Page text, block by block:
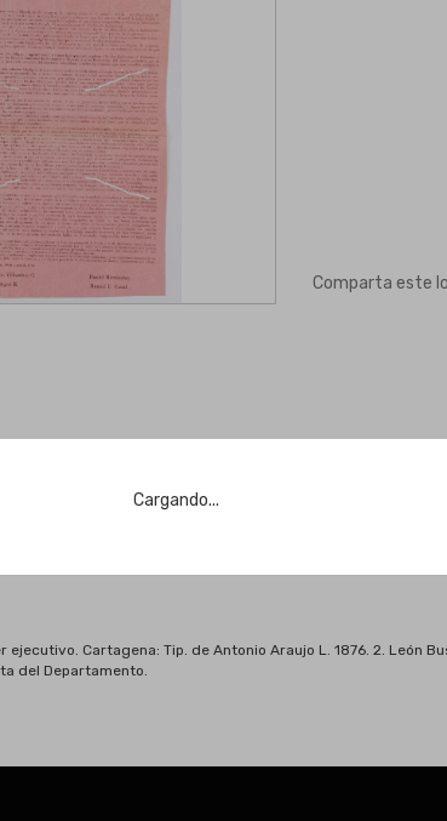
Cargando...
Comparta este
Cartagena: Tip. de Antonio Araujo L. 1876. 2. León
del Departamento.